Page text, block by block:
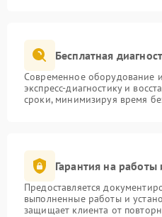
Бесплатная
Современное оборудование
экспресс-диагностику и
сроки, минимизируя время
Гарантия на работы
Предоставляется
выполненные работы и
защищает клиента от